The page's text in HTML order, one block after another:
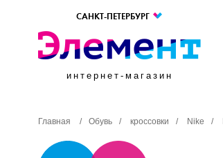
САНКТ-ПЕТЕРБУРГ
интернет-магазин
Главная / Обувь / кроссовки / Nike /